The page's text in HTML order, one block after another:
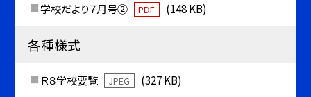
学校だより７月号②
PDF (148 KB)
各種様式
Ｒ８学校要覧 JPEG (327 KB)